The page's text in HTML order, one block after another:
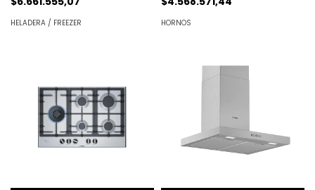
HELADERA / FREEZER HORNOS